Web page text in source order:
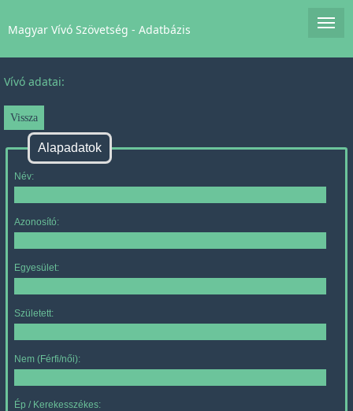
Magyar Vívó Szövetség - Adatbázis
Vívó adatai:
Alapadatok
Név:
Azonosító:
Egyesület:
Született:
Nem (Férfi/női):
Ép / Kerekesszékes: